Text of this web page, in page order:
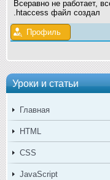
Уроки и статьи
Главная
HTML
CSS
JavaScript
Всеравно не работает,
.htaccess файл создал
Профиль